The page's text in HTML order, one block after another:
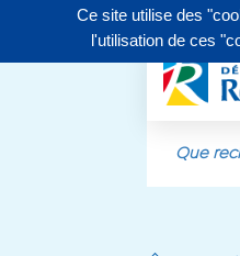
Contactez-
Ce site utilise des
l'utilisation de ces